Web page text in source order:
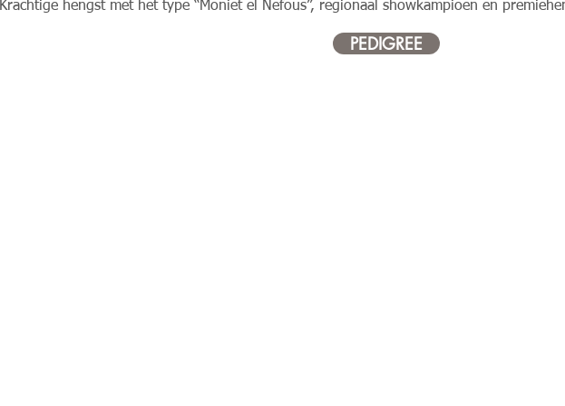
Krachtige hengst met het type “Moniet el Nefous”, regionaal showkampioen en
PEDIGREE